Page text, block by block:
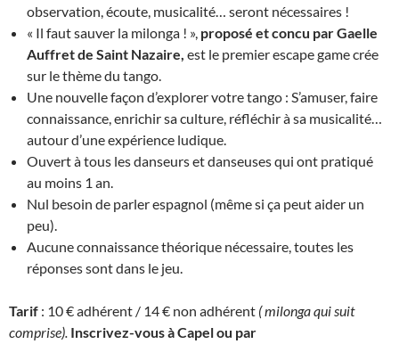
observation, écoute, musicalité… seront nécessaires !
« Il faut sauver la milonga ! », proposé et concu par Gaelle
Auffret de Saint Nazaire, est le premier escape game crée
sur le thème du tango.
Une nouvelle façon d’explorer votre tango : S’amuser, faire
connaissance, enrichir sa culture, réfléchir à sa musicalité…
autour d’une expérience ludique.
Ouvert à tous les danseurs et danseuses qui ont pratiqué
au moins 1 an.
Nul besoin de parler espagnol (même si ça peut aider un
peu).
Aucune connaissance théorique nécessaire, toutes les
réponses sont dans le jeu.
Tarif : 10 € adhérent / 14 € non adhérent ( milonga qui suit
comprise). Inscrivez-vous à Capel ou par